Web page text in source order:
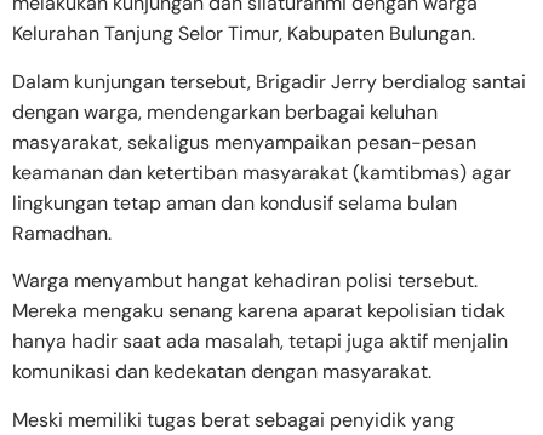
Kelurahan Tanjung Selor Timur, Kabupaten Bulungan.
Dalam kunjungan tersebut, Brigadir Jerry berdialog santai
dengan warga, mendengarkan berbagai keluhan
masyarakat, sekaligus menyampaikan pesan-pesan
keamanan dan ketertiban masyarakat (kamtibmas) agar
lingkungan tetap aman dan kondusif selama bulan
Ramadhan.
Warga menyambut hangat kehadiran polisi tersebut.
Mereka mengaku senang karena aparat kepolisian tidak
hanya hadir saat ada masalah, tetapi juga aktif menjalin
komunikasi dan kedekatan dengan masyarakat.
Meski memiliki tugas berat sebagai penyidik yang